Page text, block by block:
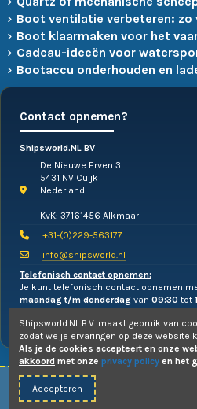
Boot ventilatie verbeteren: zo
Boot klaarmaken voor het
Cadeau-ideeën voor
Bootaccu onderhouden en
Contact opnemen?
Shipsworld.NL BV
De Nieuwe Erven 3
5431 NV Cuijk
Nederland
KvK: 37161456 Alkmaar
+31-(0)229-563177
info@shipsworld.nl
Telefonisch contact opnemen:
Je kunt telefonisch contact opnemen
maandag t/m donderdag van 09:30 tot
© 2010-2026 -
Shipsworld.NL B.V. maakt gebruik van
zodat we je ervaringen op deze website
Als je de cookies accepteert en onze
akkoord met onze privacy policy en het
Accepteren